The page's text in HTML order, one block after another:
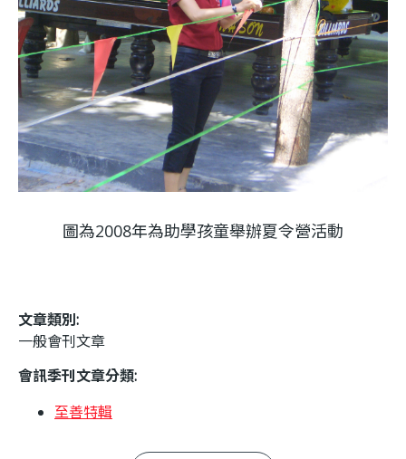
圖為2008年為助學孩童舉辦夏令營活動
文章類別:
一般會刊文章
會訊季刊文章分類:
至善特輯